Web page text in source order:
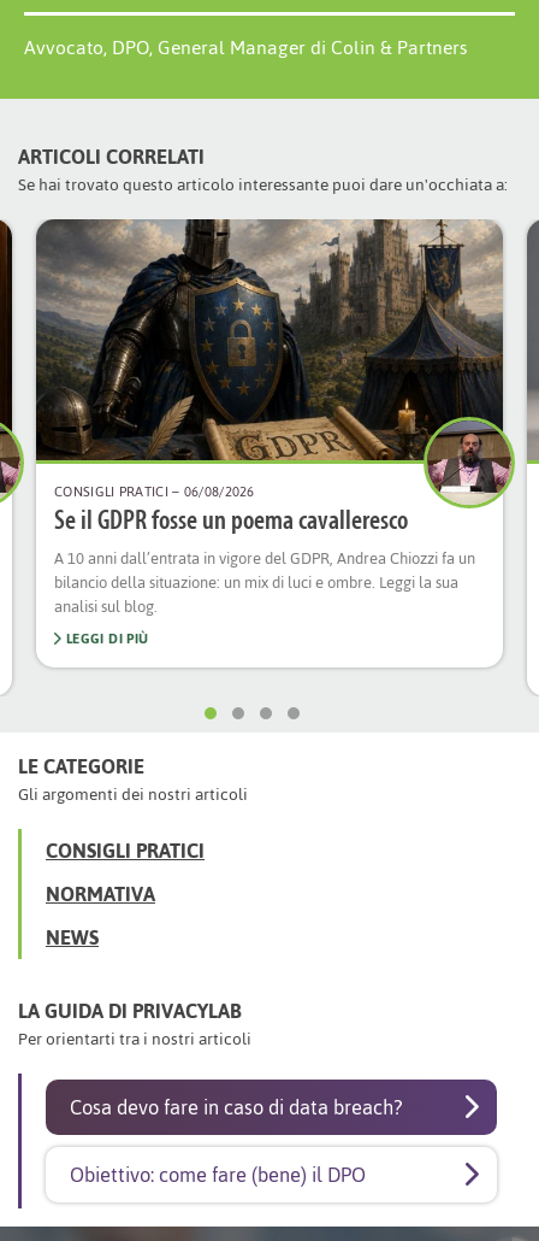
Avvocato, DPO, General Manager di Colin & Partners
ARTICOLI CORRELATI
Se hai trovato questo articolo interessante puoi dare un'occhiata a:
CONSIGLI PRATICI– 06/08/2026
Se il GDPR fosse un poema cavalleresco
A 10 anni dall’entrata in vigore del GDPR, Andrea Chiozzi fa un
bilancio della situazione: un mix di luci e ombre. Leggi la sua
analisi sul blog.
LEGGI DI PIÙ
LE CATEGORIE
Gli argomenti dei nostri articoli
CONSIGLI PRATICI
NORMATIVA
NEWS
LA GUIDA DI PRIVACYLAB
Per orientarti tra i nostri articoli
Cosa devo fare in caso di data breach?
Obiettivo: come fare (bene) il DPO